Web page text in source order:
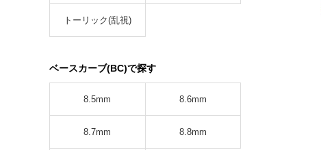
トーリック(乱視)
ベースカーブ(BC)で探す
8.5mm 8.6mm
8.7mm 8.8mm